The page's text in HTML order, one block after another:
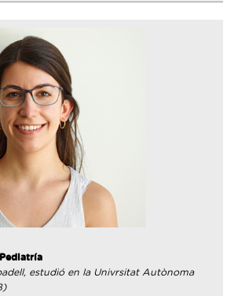
estudió en la Univrsitat Autònoma